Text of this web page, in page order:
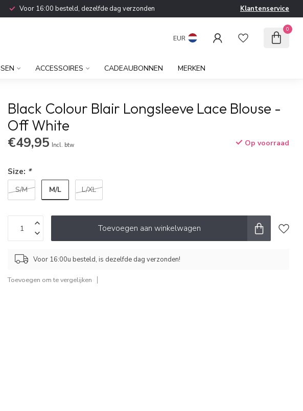
Voor 16:00 besteld, dezelfde dag verzonden Klantenservice
EUR
0
ACCESSOIRES CADEAUBONNEN MERKEN
Black Colour Blair Longsleeve Lace Blouse -
Off White
€49,95 Incl. btw Op voorraad
Size: *
S/M M/L L/XL
Toevoegen aan winkelwagen
Voor 16:00u besteld, is dezelfde dag verzonden!
Toevoegen om te vergelijken